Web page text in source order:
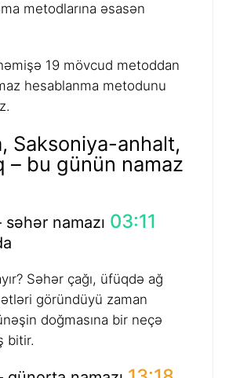
metodlarına əsasən
19 mövcud metoddan
hesablanma metodunu
Saksoniya-anhalt,
– bu günün namaz
namazı 03:11
Səhər çağı, üfüqdə ağ
göründüyü zaman
doğmasına bir neçə
bitir.